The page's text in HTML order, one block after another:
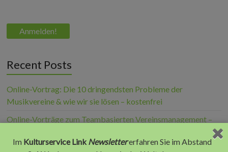
Recent Posts
Online-Vortrag: Die 10 dringendsten Probleme der
Musikvereine & wie wir sie lösen – kostenfrei
Online-Vorträge zum Teambasierten Vereinsmanagement –
akustika: treffen, erleben, fachsimpeln
Im Kulturservice LinkNewslettererfahren Sie im Abstand